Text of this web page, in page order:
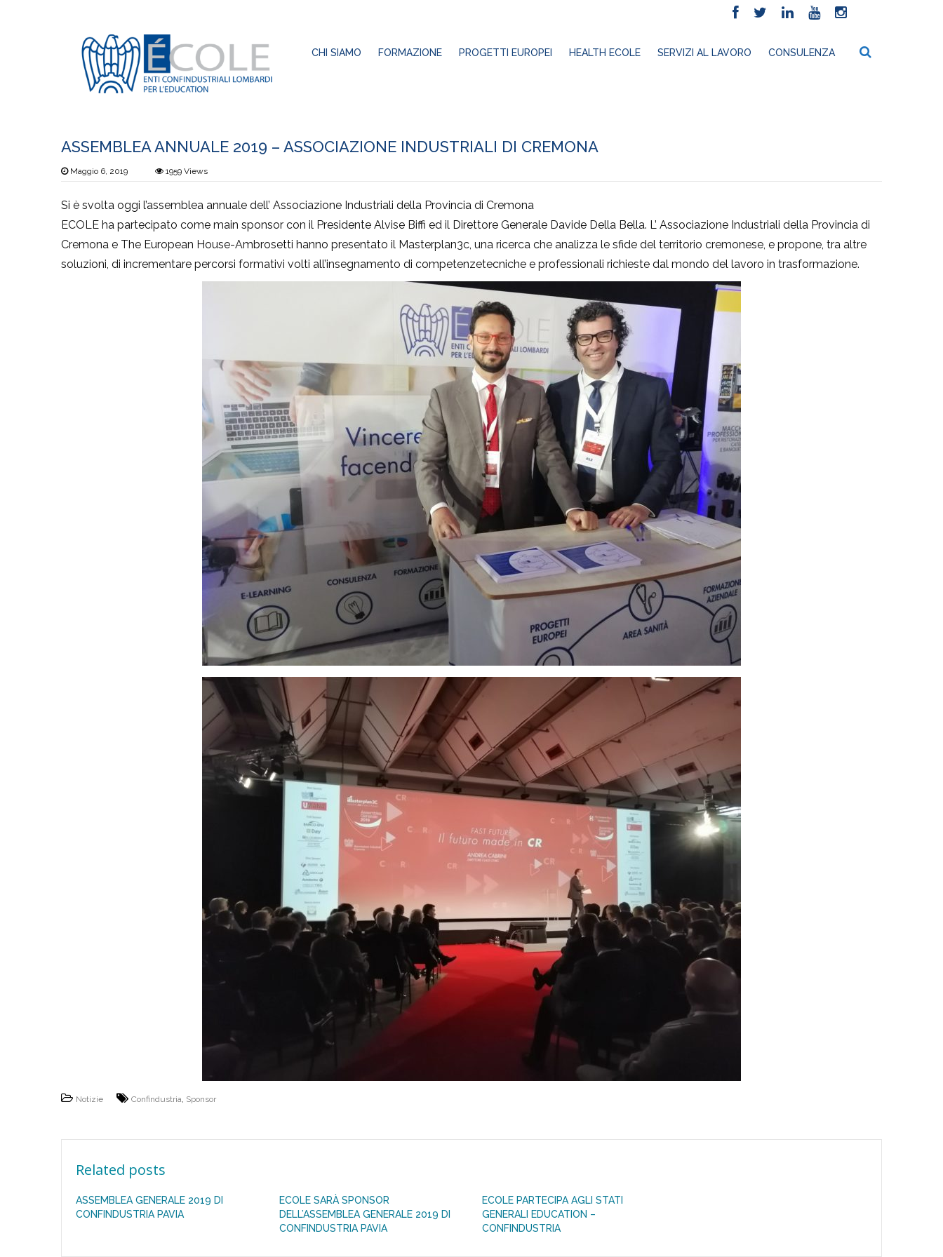
CHI SIAMO FORMAZIONE PROGETTI EUROPEI HEALTH ECOLE SERVIZI AL LAVORO CONSULENZA
ASSEMBLEA ANNUALE 2019 – ASSOCIAZIONE INDUSTRIALI DI CREMONA
Maggio 6, 2019 1959 Views
Si è svolta oggi l’assemblea annuale dell’ Associazione Industriali della Provincia di Cremona
ECOLE ha partecipato come main sponsor con il Presidente Alvise Biffi ed il Direttore Generale Davide Della Bella. L’ Associazione Industriali della Provincia di
Cremona e The European House-Ambrosetti hanno presentato il Masterplan3c, una ricerca che analizza le sfide del territorio cremonese, e propone, tra altre
soluzioni, di incrementare percorsi formativi volti all’insegnamento di competenzetecniche e professionali richieste dal mondo del lavoro in trasformazione.
Notizie Confindustria, Sponsor
Related posts
ASSEMBLEA GENERALE 2019 DI
CONFINDUSTRIA PAVIA
ECOLE SARÀ SPONSOR
DELL’ASSEMBLEA GENERALE 2019 DI
CONFINDUSTRIA PAVIA
ECOLE PARTECIPA AGLI STATI
GENERALI EDUCATION –
CONFINDUSTRIA